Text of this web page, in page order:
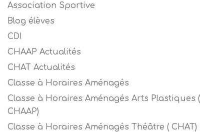
Association Sportive
Blog élèves
CDI
CHAAP Actualités
CHAT Actualités
Classe à Horaires Aménagés
Classe à Horaires Aménagés Arts Plastiques (
CHAAP)
Classe à Horaires Aménagés Théâtre ( CHAT)